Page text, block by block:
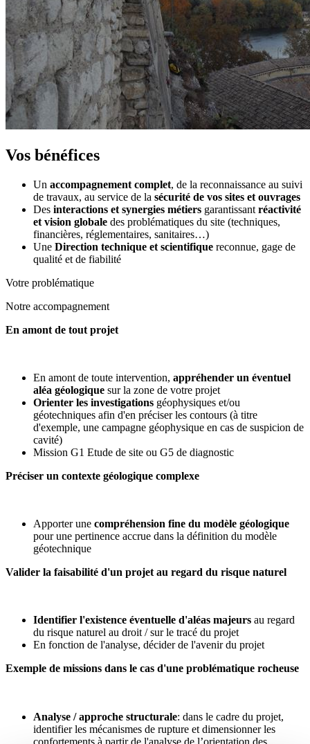
Vos bénéfices
Un accompagnement complet, de la reconnaissance au suivi
de travaux, au service de la sécurité de vos sites et ouvrages
Des interactions et synergies métiers garantissant réactivité
et vision globale des problématiques du site (techniques,
financières, réglementaires, sanitaires…)
Une Direction technique et scientifique reconnue, gage de
qualité et de fiabilité
Votre problématique
Notre accompagnement
En amont de tout projet
En amont de toute intervention, appréhender un éventuel
aléa géologique sur la zone de votre projet
Orienter les investigations géophysiques et/ou
géotechniques afin d'en préciser les contours (à titre
d'exemple, une campagne géophysique en cas de suspicion de
cavité)
Mission G1 Etude de site ou G5 de diagnostic
Préciser un contexte géologique complexe
Apporter une compréhension fine du modèle géologique
pour une pertinence accrue dans la définition du modèle
géotechnique
Valider la faisabilité d'un projet au regard du risque naturel
Identifier l'existence éventuelle d'aléas majeurs au regard
du risque naturel au droit / sur le tracé du projet
En fonction de l'analyse, décider de l'avenir du projet
Exemple de missions dans le cas d'une problématique rocheuse
Analyse / approche structurale: dans le cadre du projet,
identifier les mécanismes de rupture et dimensionner les
confortements à partir de l'analyse de l’orientation des